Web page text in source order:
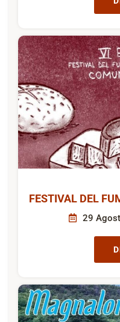
FESTIVAL DEL
29